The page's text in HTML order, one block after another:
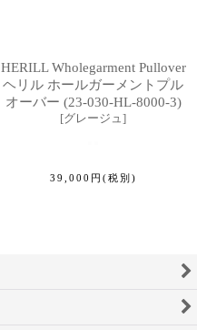
HERILL Wholegarment Pullover
ヘリル ホールガーメントプル
オーバー (23-030-HL-8000-3)
[グレージュ ]
39,000 円 (税別)